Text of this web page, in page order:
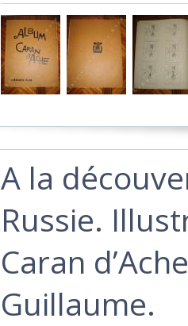
‎A la
Russie.
Caran
Guillaume.‎